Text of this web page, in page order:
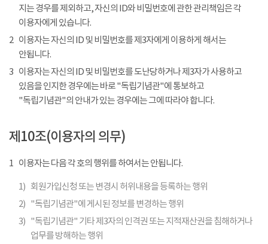
지는 경우를 제외하고, 자신의 ID와 비밀번호에 관한 관리책임은 각
이용자에게 있습니다.
2 이용자는 자신의 ID 및 비밀번호를 제3자에게 이용하게 해서는
안됩니다.
3 이용자는 자신의 ID 및 비밀번호를 도난당하거나 제3자가 사용하고
있음을 인지한 경우에는 바로 "독립기념관"에 통보하고
"독립기념관"의 안내가 있는 경우에는 그에 따라야 합니다.
제10조(이용자의 의무)
1 이용자는 다음 각 호의 행위를 하여서는 안됩니다.
1) 회원가입신청 또는 변경시 허위내용을 등록하는 행위
2) "독립기념관"에 게시된 정보를 변경하는 행위
3) "독립기념관" 기타 제3자의 인격권 또는 지적재산권을 침해하거나
업무를 방해하는 행위